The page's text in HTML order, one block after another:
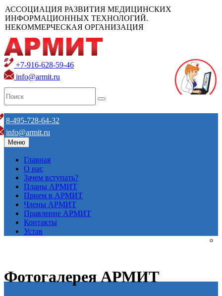
АССОЦИАЦИЯ РАЗВИТИЯ МЕДИЦИНСКИХ
ИНФОРМАЦИОННЫХ ТЕХНОЛОГИЙ.
НЕКОММЕРЧЕСКАЯ ОРГАНИЗАЦИЯ
+7-916-628-59-46
info@armit.ru
8-495-728-64-32
info@armit.ru
Меню
Главная
О нас
Зачем вступать?
Планы АРМИТ
Прием в АРМИТ
Члены АРМИТ
Правление АРМИТ
Контакты
Устав
Фотогалерея АРМИТ